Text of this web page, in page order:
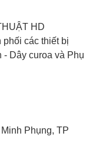
HD
các thiết bị
Dây curoa và Phụ
Phụng, TP